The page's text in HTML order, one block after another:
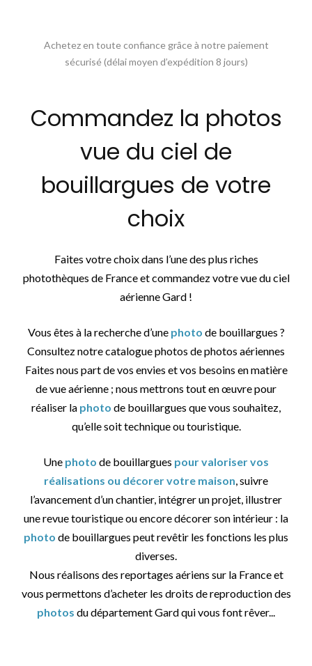
Achetez en toute confiance grâce à notre paiement
sécurisé (délai moyen d’expédition 8 jours)
Commandez la photos
vue du ciel de
bouillargues de votre
choix
Faites votre choix dans l’une des plus riches
photothèques de France et commandez votre vue du ciel
aérienne Gard !
Vous êtes à la recherche d’une photo de bouillargues ?
Consultez notre catalogue photos de photos aériennes
Faites nous part de vos envies et vos besoins en matière
de vue aérienne ; nous mettrons tout en œuvre pour
réaliser la photo de bouillargues que vous souhaitez,
qu’elle soit technique ou touristique.
Une photo de bouillargues pour valoriser vos
réalisations ou décorer votre maison, suivre
l’avancement d’un chantier, intégrer un projet, illustrer
une revue touristique ou encore décorer son intérieur : la
photo de bouillargues peut revêtir les fonctions les plus
diverses.
Nous réalisons des reportages aériens sur la France et
vous permettons d’acheter les droits de reproduction des
photos du département Gard qui vous font rêver...